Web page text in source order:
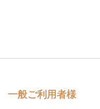
一般ご利用者様